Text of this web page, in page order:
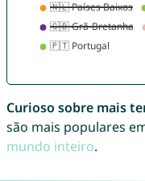
Curioso sobre mais
são mais populares
mundo inteiro.